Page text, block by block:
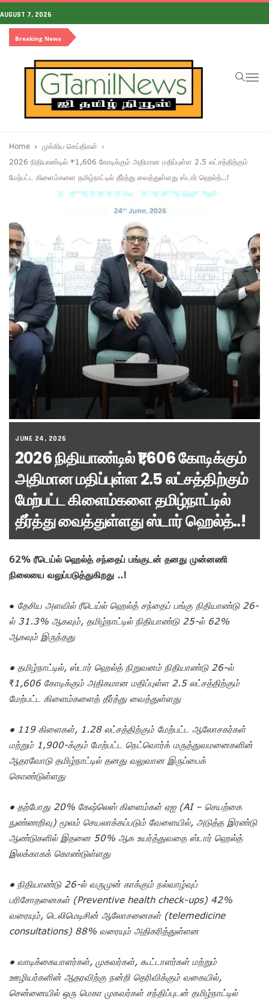
AUGUST 7, 2026
Breaking News
Home
முக்கிய செய்திகள்
2026 நிதியாண்டில் ₹1,606 கோடிக்கும் அதிமான மதிப்புள்ள 2.5 லட்சத்திற்கும்
மேற்பட்ட கிளைம்களை தமிழ்நாட்டில் தீர்த்து வைத்துள்ளது ஸ்டார் ஹெல்த்..!
JUNE 24, 2026
2026 நிதியாண்டில் ₹1,606 கோடிக்கும்
அதிமான மதிப்புள்ள 2.5 லட்சத்திற்கும்
மேற்பட்ட கிளைம்களை தமிழ்நாட்டில்
தீர்த்து வைத்துள்ளது ஸ்டார் ஹெல்த்..!
62% ரீடெய்ல் ஹெல்த் சந்தைப் பங்குடன் தனது முன்னணி
நிலையை வலுப்படுத்துகிறது ..!
● தேசிய அளவில் ரீடெய்ல் ஹெல்த் சந்தைப் பங்கு நிதியாண்டு 26-
ல் 31.3% ஆகவும், தமிழ்நாட்டில் நிதியாண்டு 25-ல் 62%
ஆகவும் இருந்தது
● தமிழ்நாட்டில், ஸ்டார் ஹெல்த் நிறுவனம் நிதியாண்டு 26-ல்
₹1,606 கோடிக்கும் அதிகமான மதிப்புள்ள 2.5 லட்சத்திற்கும்
மேற்பட்ட கிளைம்களைத் தீர்த்து வைத்துள்ளது
● 119 கிளைகள், 1.28 லட்சத்திற்கும் மேற்பட்ட ஆலோசகர்கள்
மற்றும் 1,900-க்கும் மேற்பட்ட நெட்வொர்க் மருத்துவமனைகளின்
ஆதரவோடு தமிழ்நாட்டில் தனது வலுவான இருப்பைக்
கொண்டுள்ளது
● தற்போது 20% கேஷ்லெஸ் கிளைம்கள் ஏஐ (AI – செயற்கை
நுண்ணறிவு) மூலம் செயலாக்கப்படும் வேளையில், அடுத்த இரண்டு
ஆண்டுகளில் இதனை 50% ஆக உயர்த்துவதை ஸ்டார் ஹெல்த்
இலக்காகக் கொண்டுள்ளது
● நிதியாண்டு 26-ல் வருமுன் காக்கும் நல்வாழ்வுப்
பரிசோதனைகள் (Preventive health check-ups) 42%
வரையும், டெலிமெடிசின் ஆலோசனைகள் (telemedicine
consultations) 88% வரையும் அதிகரித்துள்ளன
● வாடிக்கையாளர்கள், முகவர்கள், கூட்டாளர்கள் மற்றும்
ஊழியர்களின் ஆதரவிற்கு நன்றி தெரிவிக்கும் வகையில்,
சென்னையில் ஒரு மெகா முகவர்கள் சந்திப்புடன் தமிழ்நாட்டில்